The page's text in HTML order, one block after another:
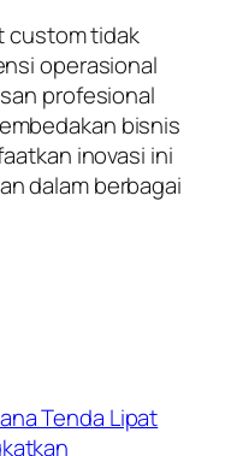
custom tidak
operasional
profesional
bisnis
inovasi ini
dalam berbagai
Tenda Lipat